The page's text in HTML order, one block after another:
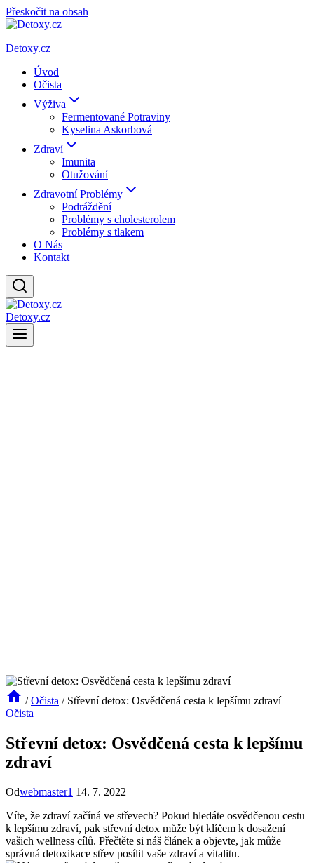
Přeskočit na obsah
Detoxy.cz
Úvod
Očista
Výživa
Fermentované Potraviny
Kyselina Askorbová
Zdraví
Imunita
Otužování
Zdravotní Problémy
Podráždění
Problémy s cholesterolem
Problémy s tlakem
O Nás
Kontakt
Detoxy.cz
/ Očista / Střevní detox: Osvědčená cesta k lepšímu zdraví
Očista
Střevní detox: Osvědčená cesta k lepšímu
zdraví
Odwebmaster1 14. 7. 2022
Víte, že zdraví začíná ve střevech? Pokud hledáte osvědčenou cestu
k lepšímu zdraví, pak střevní detox může být klíčem k dosažení
vašich wellness cílů. Přečtěte si náš článek a objevte, jak může
správná detoxikace střev posílit vaše zdraví a vitalitu.